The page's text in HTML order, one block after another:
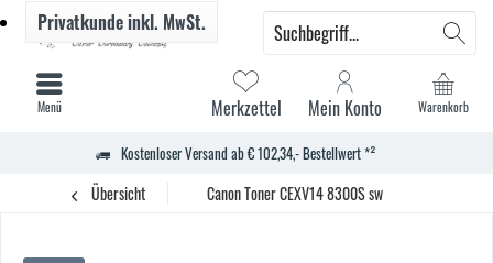
Kostenloser Versand ab € 102,34,- Bestellwert *²
Warenkorb
Merkzettel Mein Konto
Privatkundeinkl. MwSt.
Menü
Übersicht Canon Toner CEXV14 8300S sw